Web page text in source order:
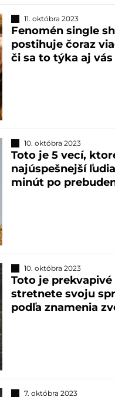
11. októbra 2023
Fenomén single
postihuje čoraz
či sa to týka aj vás
10. októbra 2023
Toto je 5 vecí,
najúspešnejší
minút po
10. októbra 2023
Toto je
stretnete svoju
podľa znamenia
7. októbra 2023